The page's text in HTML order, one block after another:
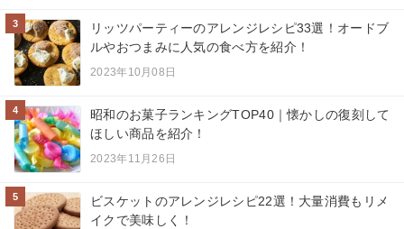
3
リッツパーティーのアレンジレシピ33選！オードブ
ルやおつまみに人気の食べ方を紹介！
2023年10月08日
4
昭和のお菓子ランキングTOP40｜懐かしの復刻して
ほしい商品を紹介！
2023年11月26日
5
ビスケットのアレンジレシピ22選！大量消費もリメ
イクで美味しく！